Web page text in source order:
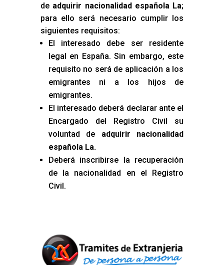
de adquirir nacionalidad española La;
para ello será necesario cumplir los
siguientes requisitos:
El interesado debe ser residente
legal en España. Sin embargo, este
requisito no será de aplicación a los
emigrantes ni a los hijos de
emigrantes.
El interesado deberá declarar ante el
Encargado del Registro Civil su
voluntad de adquirir nacionalidad
española La.
Deberá inscribirse la recuperación
de la nacionalidad en el Registro
Civil.